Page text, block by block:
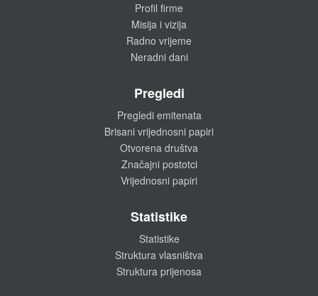
Profil firme
Misija i vizija
Radno vrijeme
Neradni dani
Pregledi
Pregledi emitenata
Brisani vrijednosni papiri
Otvorena društva
Značajni postotci
Vrijednosni papiri
Statistike
Statistike
Struktura vlasništva
Struktura prijenosa